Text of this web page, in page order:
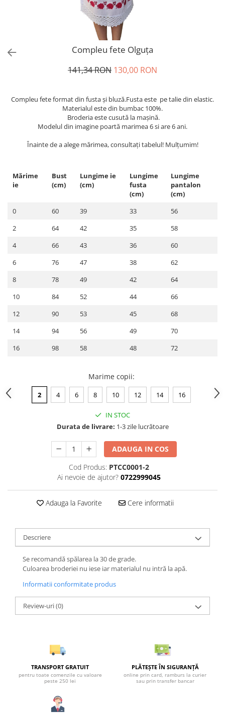
Compleu fete Olguța
141,34 RON 130,00 RON
Compleu fete format din fusta și bluză.Fusta este pe talie din elastic.
Materialul este din bumbac 100%.
Broderia este cusută la mașină.
Modelul din imagine poartă marimea 6 si are 6 ani.
Înainte de a alege mărimea, consultați tabelul! Mulțumim!
Mărime
ie
Bust
(cm)
Lungime ie
(cm)
Lungime
fusta
(cm)
Lungime
pantalon
(cm)
0
60 39 33
56
2
64 42 35
58
4
66 43 36
60
6
76 47 38
62
8
78 49 42
64
10
84 52 44
66
12
90 53 45
68
14
94 56 49
70
16
98 58 48 72
Marime copii:
2 4 6 8 10 12 14 16
IN STOC
Durata de livrare: 1-3 zile lucrătoare
ADAUGA IN COS
Cod Produs: PTCC0001-2
Ai nevoie de ajutor? 0722999045
Adauga la Favorite Cere informatii
Descriere
Se recomandă spălarea la 30 de grade.
Culoarea broderiei nu iese iar materialul nu intră la apă.
Informatii conformitate produs
Review-uri(0)
TRANSPORT GRATUIT
pentru toate comenzile cu valoare
peste 250 lei
PLĂTEȘTE ÎN SIGURANȚĂ
online prin card, ramburs la curier
sau prin transfer bancar